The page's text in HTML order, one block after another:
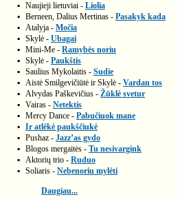
▪ Naujieji lietuviai - Liolia
▪ Berneen, Dalius Mertinas - Pasakyk kada
▪ Atalyja - Močia
▪ Skylė - Ubagai
▪ Mini-Me - Ramybės noriu
▪ Skylė - Paukštis
▪ Saulius Mykolaitis - Sudie
▪ Aistė Smilgevičiūtė ir Skylė - Vardan tos
▪ Alvydas Paškevičius - Žūklė svetur
▪ Vairas - Netektis
▪ Mercy Dance - Pabučiuok mane
▪ Ir atlėkė paukščiukė
▪ Pushaz - Jazz’as gydo
▪ Blogos mergaitės - Tu nesivargink
▪ Aktorių trio - Ruduo
▪ Soliaris - Nebenoriu mylėti
Daugiau...